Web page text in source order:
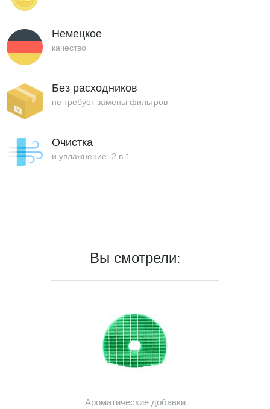
Немецкое
качество
Без расходников
не требует замены фильтров
Очистка
и увлажнение. 2 в 1
Вы смотрели:
Ароматические добавки